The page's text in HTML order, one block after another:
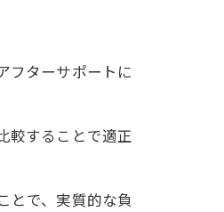
フターサポートに
較することで適正
とで、実質的な負